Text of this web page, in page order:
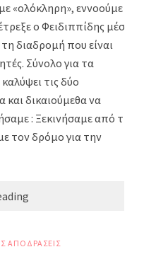
«ολόκληρη», εννοούμε
ο Φειδιππίδης μέσω
διαδρομή που είναι
Σύνολο για τα
τις δύο
και δικαιούμεθα να
: Ξεκινήσαμε από τη
τον δρόμο για την
ΑΠΟΔΡΑΣΕΙΣ